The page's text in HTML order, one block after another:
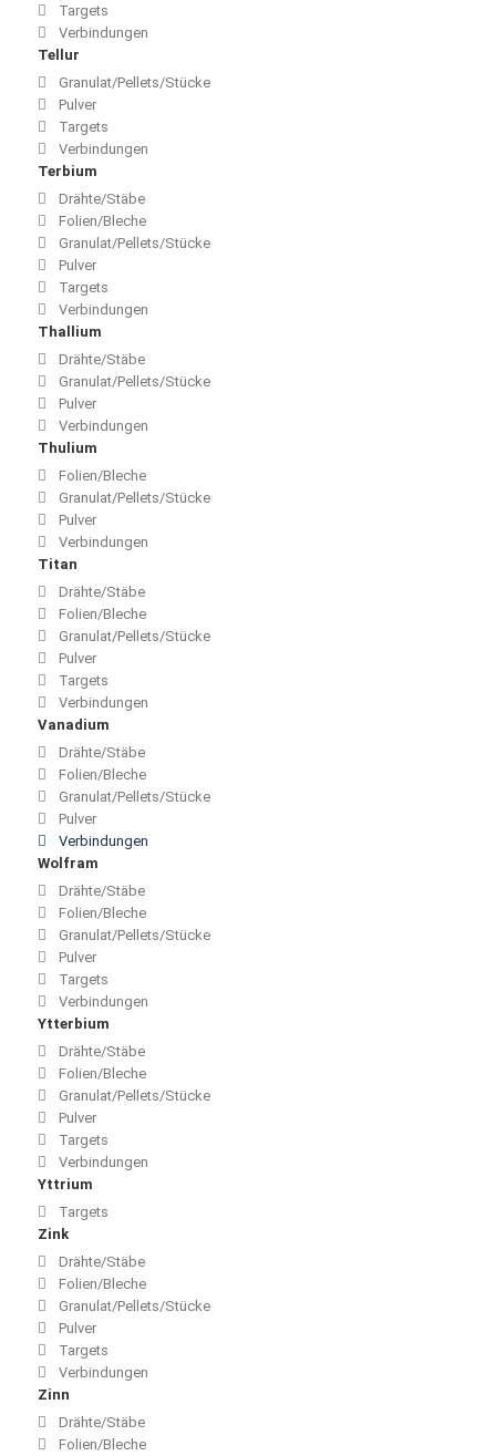
Targets
Verbindungen
Tellur
Granulat/Pellets/Stücke
Pulver
Targets
Verbindungen
Terbium
Drähte/Stäbe
Folien/Bleche
Granulat/Pellets/Stücke
Pulver
Targets
Verbindungen
Thallium
Drähte/Stäbe
Granulat/Pellets/Stücke
Pulver
Verbindungen
Thulium
Folien/Bleche
Granulat/Pellets/Stücke
Pulver
Verbindungen
Titan
Drähte/Stäbe
Folien/Bleche
Granulat/Pellets/Stücke
Pulver
Targets
Verbindungen
Vanadium
Drähte/Stäbe
Folien/Bleche
Granulat/Pellets/Stücke
Pulver
Verbindungen
Wolfram
Drähte/Stäbe
Folien/Bleche
Granulat/Pellets/Stücke
Pulver
Targets
Verbindungen
Ytterbium
Drähte/Stäbe
Folien/Bleche
Granulat/Pellets/Stücke
Pulver
Targets
Verbindungen
Yttrium
Targets
Zink
Drähte/Stäbe
Folien/Bleche
Granulat/Pellets/Stücke
Pulver
Targets
Verbindungen
Zinn
Drähte/Stäbe
Folien/Bleche